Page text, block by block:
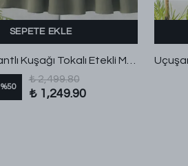
SEPETE EKLE
Omuzları Bantlı Kuşağı Tokalı Etekli Modal Takım Haki
%50
₺ 2,499.80
₺ 1,249.90